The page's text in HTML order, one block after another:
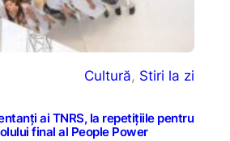
Cultură, Stiri la zi
ai TNRS, la repetițiile pentru
final al People Power